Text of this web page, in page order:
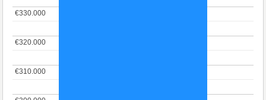
€310.000
€310.000
€320.000
€320.000
€330.000
€330.000